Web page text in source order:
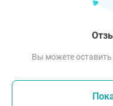
Вы можете оставить